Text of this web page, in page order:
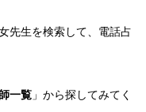
先生を検索して、電話占
一覧 」から探してみてく